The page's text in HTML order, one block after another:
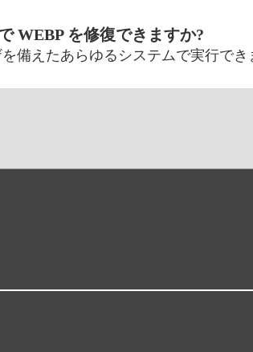
WEBP を修復できますか?
備えたあらゆるシステムで実行でき